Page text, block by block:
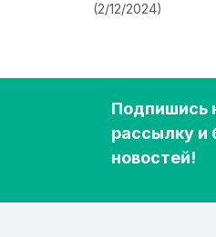
(2/12/2024)
Подпишись
рассылку и
новостей!